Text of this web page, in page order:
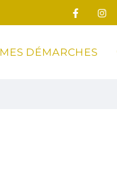
MES DÉMARCHES